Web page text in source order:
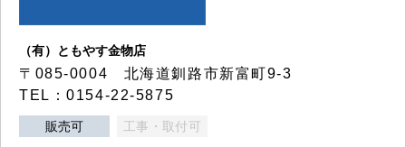
（有）ともやす金物店
〒085-0004 北海道釧路市新富町9-3
TEL：0154-22-5875
販売可 工事・取付可